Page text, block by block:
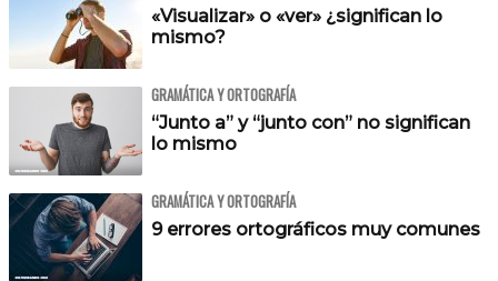
«Visualizar» o «ver» ¿significan lo
mismo?
GRAMÁTICA Y ORTOGRAFÍA
“Junto a” y “junto con” no significan
lo mismo
GRAMÁTICA Y ORTOGRAFÍA
9 errores ortográficos muy comunes